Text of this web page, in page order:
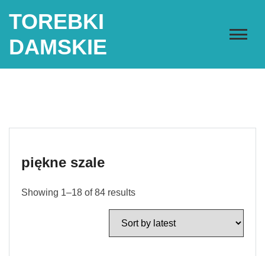
TOREBKI
DAMSKIE
piękne szale
Showing 1–18 of 84 results